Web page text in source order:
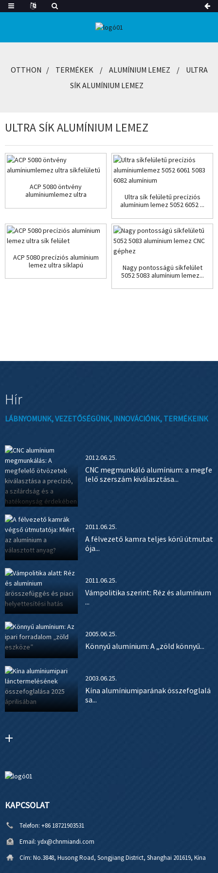
OTTHON TERMÉKEK ALUMÍNIUM LEMEZ
ULTRA
SÍK ALUMÍNIUM LEMEZ
ULTRA SÍK ALUMÍNIUM LEMEZ
ACP 5080 öntvény
alumíniumlemez ultra
Ultra sík felületű precíziós
alumínium lemez 5052 6052 ...
ACP 5080 precíziós alumínium
lemez ultra síklapú
Nagy pontosságú síkfelület
5052 5083 alumínium lemez...
Hír
LÁBNYOMUNK, VEZETŐSÉGÜNK, INNOVÁCIÓNK, TERMÉKEINK
2012.06.25.
CNC megmunkáló alumínium: a megfe
lelő szerszám kiválasztása...
2011.06.25.
A félvezető kamra teljes körű útmutat
ója...
2011.06.25.
Vámpolitika szerint: Réz és alumínium
...
2005.06.25.
Könnyű alumínium: A „zöld könnyű...
2003.06.25.
Kína alumíniumiparának összefoglalá
sa...
KAPCSOLAT
Telefon: +86 18721903531
Email: ydx@chnmiandi.com
Cím: No.3848, Husong Road, Songjiang District, Shanghai 201619, Kína